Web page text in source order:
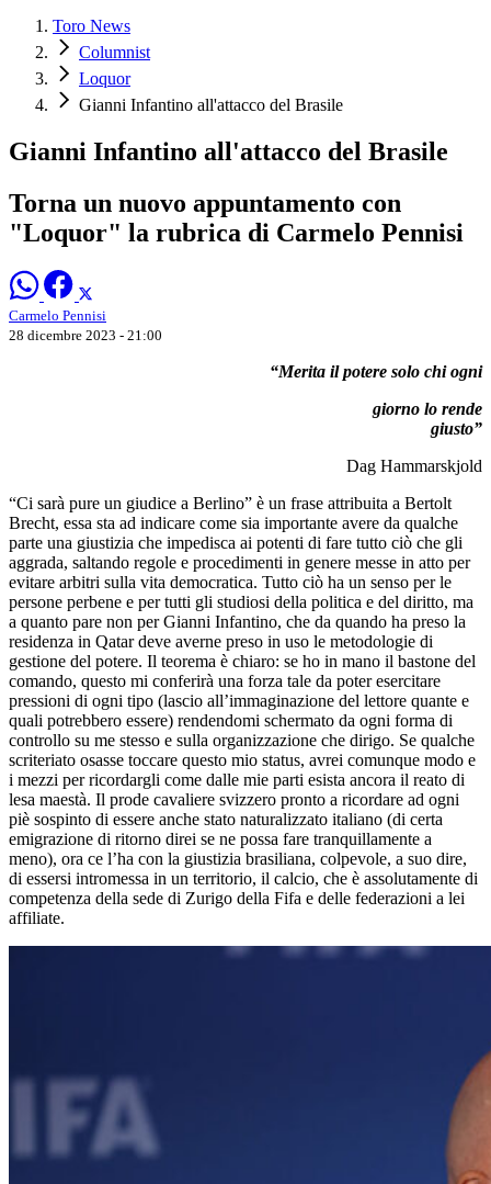
Toro News
Columnist
Loquor
Gianni Infantino all'attacco del Brasile
Gianni Infantino all'attacco del Brasile
Torna un nuovo appuntamento con
"Loquor" la rubrica di Carmelo Pennisi
Carmelo Pennisi
28 dicembre 2023 - 21:00
“Merita il potere solo chi ogni
giorno lo rende
giusto”
Dag Hammarskjold
“Ci sarà pure un giudice a Berlino” è un frase attribuita a Bertolt
Brecht, essa sta ad indicare come sia importante avere da qualche
parte una giustizia che impedisca ai potenti di fare tutto ciò che gli
aggrada, saltando regole e procedimenti in genere messe in atto per
evitare arbitri sulla vita democratica. Tutto ciò ha un senso per le
persone perbene e per tutti gli studiosi della politica e del diritto, ma
a quanto pare non per Gianni Infantino, che da quando ha preso la
residenza in Qatar deve averne preso in uso le metodologie di
gestione del potere. Il teorema è chiaro: se ho in mano il bastone del
comando, questo mi conferirà una forza tale da poter esercitare
pressioni di ogni tipo (lascio all’immaginazione del lettore quante e
quali potrebbero essere) rendendomi schermato da ogni forma di
controllo su me stesso e sulla organizzazione che dirigo. Se qualche
scriteriato osasse toccare questo mio status, avrei comunque modo e
i mezzi per ricordargli come dalle mie parti esista ancora il reato di
lesa maestà. Il prode cavaliere svizzero pronto a ricordare ad ogni
piè sospinto di essere anche stato naturalizzato italiano (di certa
emigrazione di ritorno direi se ne possa fare tranquillamente a
meno), ora ce l’ha con la giustizia brasiliana, colpevole, a suo dire,
di essersi intromessa in un territorio, il calcio, che è assolutamente di
competenza della sede di Zurigo della Fifa e delle federazioni a lei
affiliate.